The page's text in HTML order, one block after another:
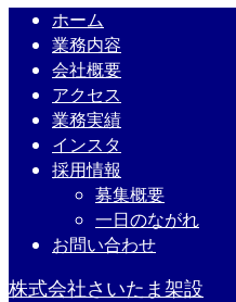
ホーム
業務内容
会社概要
アクセス
業務実績
インスタ
採用情報
募集概要
一日のながれ
お問い合わせ
株式会社さいたま架設